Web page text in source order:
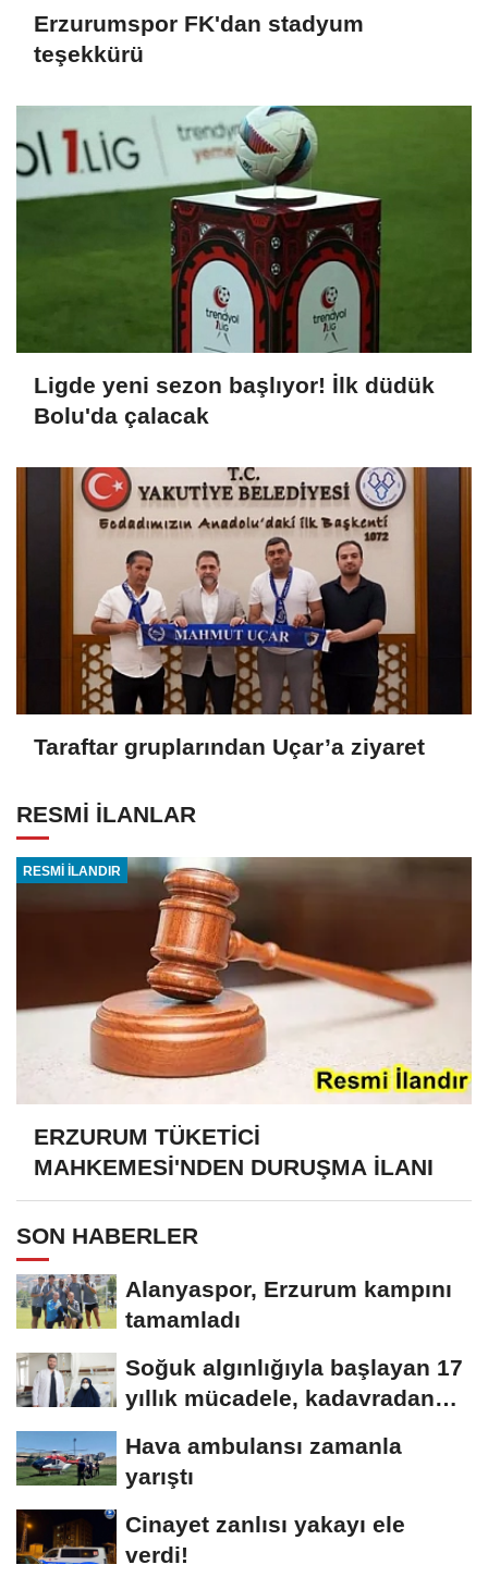
Erzurumspor FK'dan stadyum
teşekkürü
Ligde yeni sezon başlıyor! İlk düdük
Bolu'da çalacak
Taraftar gruplarından Uçar’a ziyaret
RESMİ İLANLAR
RESMİ İLANDIR
ERZURUM TÜKETİCİ
MAHKEMESİ'NDEN DURUŞMA İLANI
SON HABERLER
Alanyaspor, Erzurum kampını
tamamladı
Soğuk algınlığıyla başlayan 17
yıllık mücadele, kadavradan
Hava ambulansı zamanla
yarıştı
Cinayet zanlısı yakayı ele
verdi!